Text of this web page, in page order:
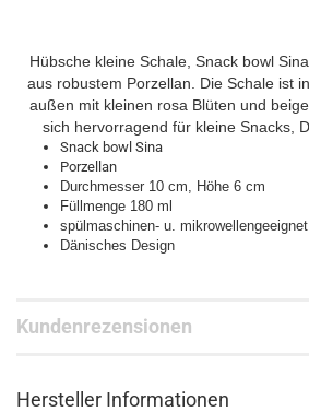
Hübsche kleine Schale, Snack bowl
aus robustem Porzellan. Die Schale ist
außen mit kleinen rosa Blüten und
sich hervorragend für kleine Snacks,
Snack bowl Sina
Porzellan
Durchmesser 10 cm, Höhe 6 cm
Füllmenge 180 ml
spülmaschinen- u. mikrowellengeeignet
Dänisches Design
Kundenrezensionen
Hersteller Informationen